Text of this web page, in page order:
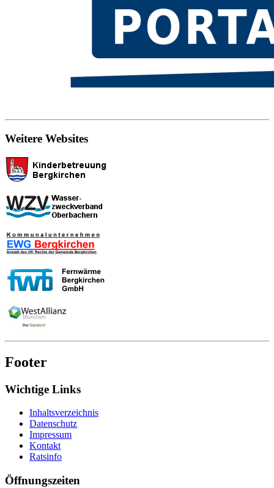
Weitere Websites
Footer
Wichtige Links
Inhaltsverzeichnis
Datenschutz
Impressum
Kontakt
Ratsinfo
Öffnungszeiten